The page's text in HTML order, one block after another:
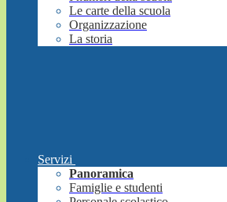
Le carte della scuola
Organizzazione
La storia
Servizi
Panoramica
Famiglie e studenti